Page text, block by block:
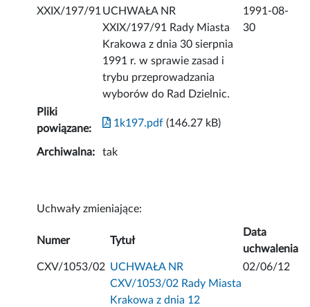
XXIX/197/91 UCHWAŁA NR
XXIX/197/91 Rady Miasta
Krakowa z dnia 30 sierpnia
1991 r. w sprawie zasad i
trybu przeprowadzania
wyborów do Rad Dzielnic.
1991-08-
30
Pliki
powiązane:
1k197.pdf (146.27 kB)
Archiwalna: tak
Uchwały zmieniające:
Numer Tytuł
Data
uchwalenia
CXV/1053/02 UCHWAŁA NR
CXV/1053/02 Rady Miasta
Krakowa z dnia 12
02/06/12